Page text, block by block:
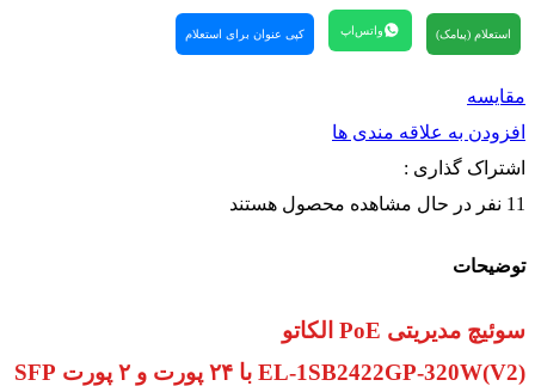
استعلام (پیامک) واتس‌اپ کپی عنوان برای استعلام
مقایسه
افزودن به علاقه مندی ها
اشتراک گذاری :
11 نفر در حال مشاهده محصول هستند
توضیحات
سوئیچ مدیریتی PoE الکاتو
EL‑1SB2422GP‑320W(V2) با ۲۴ پورت و ۲ پورت SFP